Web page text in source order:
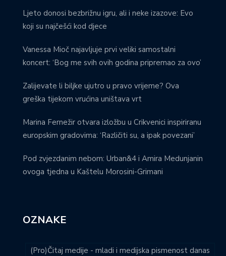
Ljeto donosi bezbrižnu igru, ali i neke izazove: Evo
koji su najčešći kod djece
Vanessa Mioč najavljuje prvi veliki samostalni
koncert: ‘Bog me svih ovih godina pripremao za ovo’
Zalijevate li biljke ujutro u pravo vrijeme? Ova
greška tijekom vrućina uništava vrt
Marina Fernežir otvara izložbu u Crikvenici inspiriranu
europskim gradovima: ‘Različiti su, a ipak povezani’
Pod zvjezdanim nebom: Urban&4 i Amira Medunjanin
ovoga tjedna u Kaštelu Morosini-Grimani
OZNAKE
(Pro)Čitaj medije - mladi i medijska pismenost danas